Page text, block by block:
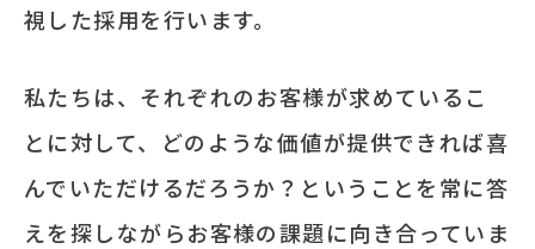
視した採用を行います。
私たちは、それぞれのお客様が求めているこ
とに対して、どのような価値が提供できれば喜
んでいただけるだろうか？ということを常に答
えを探しながらお客様の課題に向き合っていま